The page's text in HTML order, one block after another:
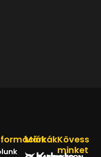
MárkákKövess
minket